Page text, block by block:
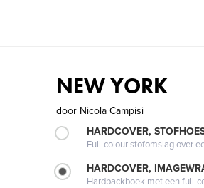
NEW YORK
door Nicola Campisi
HARDCOVER,
Full-colour stofomslag over
HARDCOVER,
Hardbackboek met een full-